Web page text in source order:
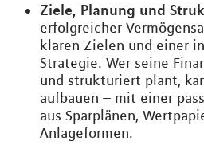
Ziele, Planung und
erfolgreicher
klaren Zielen und einer
Strategie. Wer seine
und strukturiert plant,
aufbauen – mit einer
aus Sparplänen,
Anlageformen.